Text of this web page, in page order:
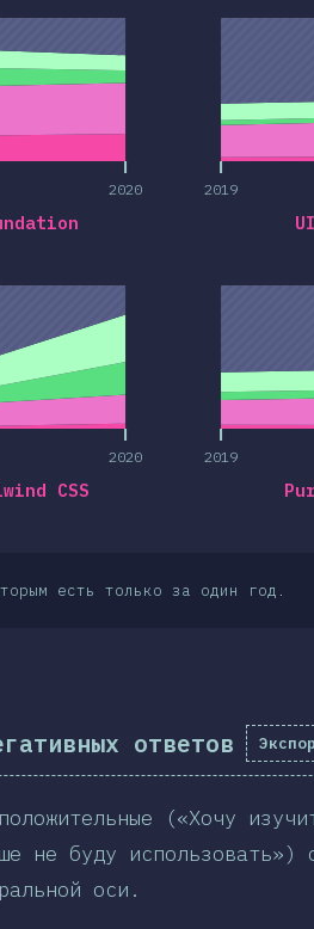
2020 2019
2020
CSS
2019
есть только за один год.
ответов
(«Хочу
не буду использовать»)
оси.